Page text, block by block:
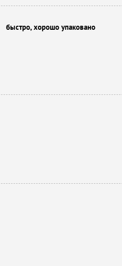
быстро, хорошо упаковано